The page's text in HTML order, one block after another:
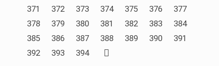
371
372 373 374 375 376
377
378
379 380 381 382 383
384
385
386 387 388 389 390
391
392
393 394